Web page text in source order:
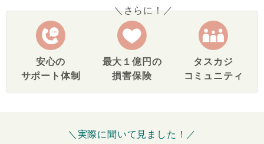
＼さらに！／
安心の
サポート体制
最大１億円の
損害保険
タスカジ
コミュニティ
＼実際に聞いて見ました！／